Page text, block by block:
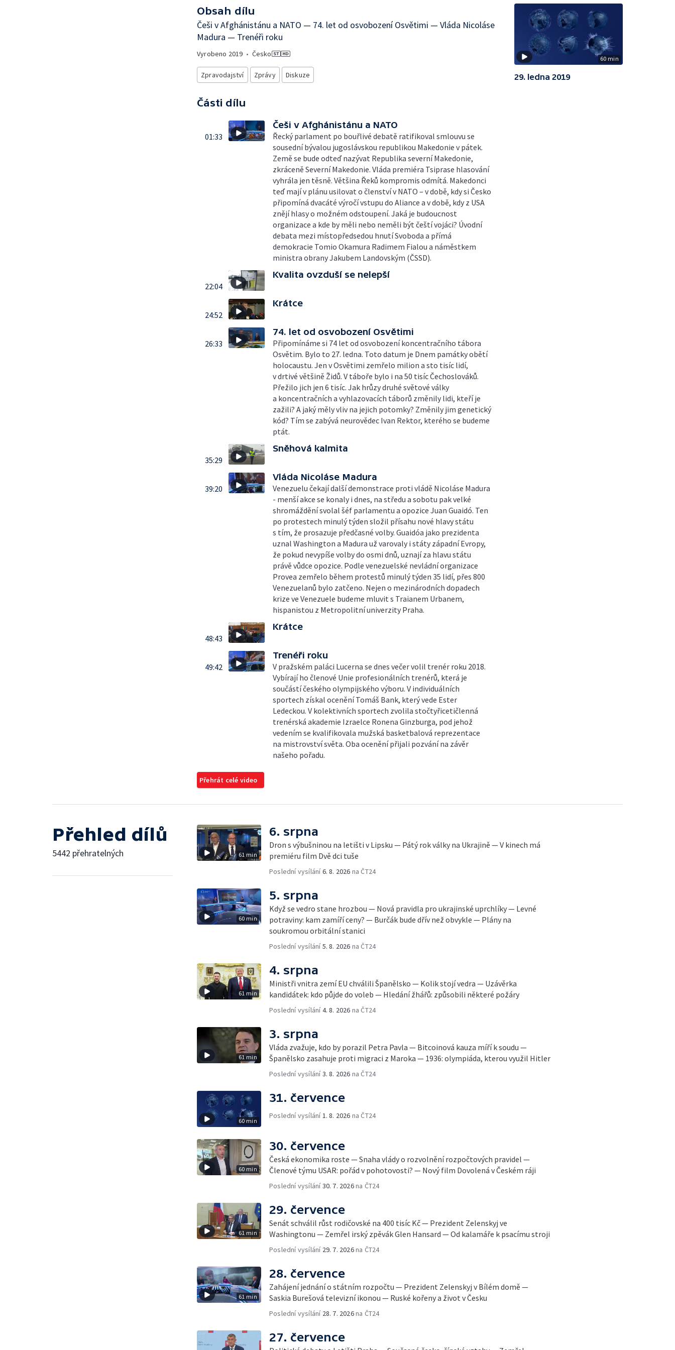
Obsah dílu
Češi v Afghánistánu a NATO — 74. let od osvobození Osvětimi — Vláda Nicoláse
Madura — Trenéři roku
Vyrobeno 2019 • Česko
Zpravodajství Zprávy Diskuze
Části dílu
01:33
Češi v Afghánistánu a NATO
Řecký parlament po bouřlivé debatě ratifikoval smlouvu se
sousední bývalou jugoslávskou republikou Makedonie v pátek.
Země se bude odteď nazývat Republika severní Makedonie,
zkráceně Severní Makedonie. Vláda premiéra Tsiprase hlasování
vyhrála jen těsně. Většina Řeků kompromis odmítá. Makedonci
teď mají v plánu usilovat o členství v NATO – v době, kdy si Česko
připomíná dvacáté výročí vstupu do Aliance a v době, kdy z USA
znějí hlasy o možném odstoupení. Jaká je budoucnost
organizace a kde by měli nebo neměli být čeští vojáci? Úvodní
debata mezi místopředsedou hnutí Svoboda a přímá
demokracie Tomio Okamura Radimem Fialou a náměstkem
ministra obrany Jakubem Landovským (ČSSD).
22:04
Kvalita ovzduší se nelepší
24:52
Krátce
26:33
74. let od osvobození Osvětimi
Připomínáme si 74 let od osvobození koncentračního tábora
Osvětim. Bylo to 27. ledna. Toto datum je Dnem památky obětí
holocaustu. Jen v Osvětimi zemřelo milion a sto tisíc lidí,
v drtivé většině Židů. V táboře bylo i na 50 tisíc Čechoslováků.
Přežilo jich jen 6 tisíc. Jak hrůzy druhé světové války
a koncentračních a vyhlazovacích táborů změnily lidi, kteří je
zažili? A jaký měly vliv na jejich potomky? Změnily jim genetický
kód? Tím se zabývá neurovědec Ivan Rektor, kterého se budeme
ptát.
35:29
Sněhová kalmita
39:20
Vláda Nicoláse Madura
Venezuelu čekají další demonstrace proti vládě Nicoláse Madura
- menší akce se konaly i dnes, na středu a sobotu pak velké
shromáždění svolal šéf parlamentu a opozice Juan Guaidó. Ten
po protestech minulý týden složil přísahu nové hlavy státu
s tím, že prosazuje předčasné volby. Guaidóa jako prezidenta
uznal Washington a Madura už varovaly i státy západní Evropy,
že pokud nevypíše volby do osmi dnů, uznají za hlavu státu
právě vůdce opozice. Podle venezuelské nevládní organizace
Provea zemřelo během protestů minulý týden 35 lidí, přes 800
Venezuelanů bylo zatčeno. Nejen o mezinárodních dopadech
krize ve Venezuele budeme mluvit s Traianem Urbanem,
hispanistou z Metropolitní univerzity Praha.
48:43
Krátce
49:42
Trenéři roku
V pražském paláci Lucerna se dnes večer volil trenér roku 2018.
Vybírají ho členové Unie profesionálních trenérů, která je
součástí českého olympijského výboru. V individuálních
sportech získal ocenění Tomáš Bank, který vede Ester
Ledeckou. V kolektivních sportech zvolila stočtyřicetičlenná
trenérská akademie Izraelce Ronena Ginzburga, pod jehož
vedením se kvalifikovala mužská basketbalová reprezentace
na mistrovství světa. Oba ocenění přijali pozvání na závěr
našeho pořadu.
Přehrát celé video
60 min
29. ledna 2019
Přehled dílů
5442 přehratelných 61 min
6. srpna
Dron s výbušninou na letišti v Lipsku — Pátý rok války na Ukrajině — V kinech má
premiéru film Dvě dci tuše
Poslední vysílání6. 8. 2026 na ČT24
60 min
5. srpna
Když se vedro stane hrozbou — Nová pravidla pro ukrajinské uprchlíky — Levné
potraviny: kam zamíří ceny? — Burčák bude dřív než obvykle — Plány na
soukromou orbitální stanici
Poslední vysílání5. 8. 2026 na ČT24
61 min
4. srpna
Ministři vnitra zemí EU chválili Španělsko — Kolik stojí vedra — Uzávěrka
kandidátek: kdo půjde do voleb — Hledání žhářů: způsobili některé požáry
Poslední vysílání4. 8. 2026 na ČT24
61 min
3. srpna
Vláda zvažuje, kdo by porazil Petra Pavla — Bitcoinová kauza míří k soudu —
Španělsko zasahuje proti migraci z Maroka — 1936: olympiáda, kterou využil Hitler
Poslední vysílání3. 8. 2026 na ČT24
60 min
31. července
Poslední vysílání1. 8. 2026 na ČT24
60 min
30. července
Česká ekonomika roste — Snaha vlády o rozvolnění rozpočtových pravidel —
Členové týmu USAR: pořád v pohotovosti? — Nový film Dovolená v Českém ráji
Poslední vysílání30. 7. 2026na ČT24
61 min
29. července
Senát schválil růst rodičovské na 400 tisíc Kč — Prezident Zelenskyj ve
Washingtonu — Zemřel irský zpěvák Glen Hansard — Od kalamáře k psacímu stroji
Poslední vysílání 29. 7. 2026na ČT24
61 min
28. července
Zahájení jednání o státním rozpočtu — Prezident Zelenskyj v Bílém domě —
Saskia Burešová televizní ikonou — Ruské kořeny a život v Česku
Poslední vysílání 28. 7. 2026na ČT24
27. července